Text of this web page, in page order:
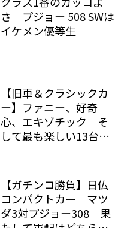
さ プジョー 508 SWは
イケメン優等生
【旧車＆クラシックカ
ー】ファニー、好奇
心、エキゾチック そ
して最も楽しい13台の
【ガチンコ勝負】日仏
コンパクトカー マツ
ダ3対プジョー308 果